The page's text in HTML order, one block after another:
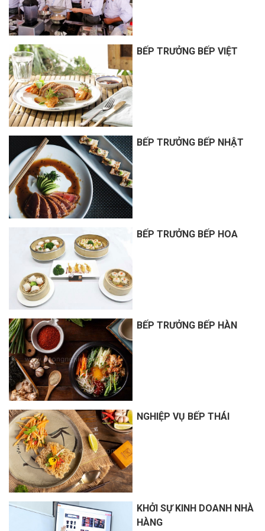
BẾP TRƯỞNG BẾP VIỆT
BẾP TRƯỞNG BẾP NHẬT
BẾP TRƯỞNG BẾP HOA
BẾP TRƯỞNG BẾP HÀN
NGHIỆP VỤ BẾP THÁI
KHỞI SỰ KINH DOANH NHÀ
HÀNG